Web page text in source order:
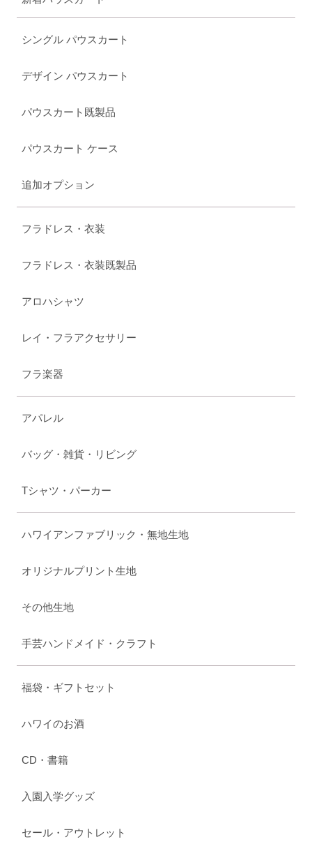
シングル パウスカート
デザイン パウスカート
パウスカート既製品
パウスカート ケース
追加オプション
フラドレス・衣装
フラドレス・衣装既製品
アロハシャツ
レイ・フラアクセサリー
フラ楽器
アパレル
バッグ・雑貨・リビング
Tシャツ・パーカー
ハワイアンファブリック・無地生地
オリジナルプリント生地
その他生地
手芸ハンドメイド・クラフト
福袋・ギフトセット
ハワイのお酒
CD・書籍
入園入学グッズ
セール・アウトレット